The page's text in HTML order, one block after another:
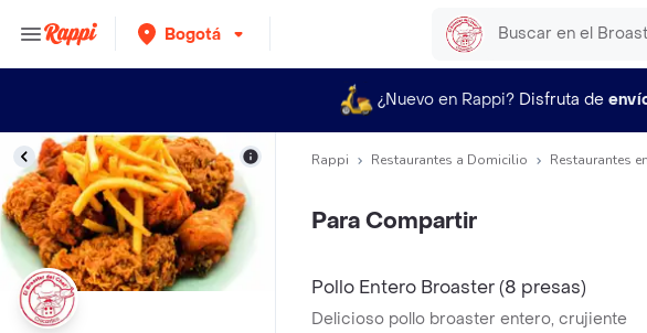
Bogotá
¿Nuevo en Rappi? Disfruta de
Rappi Restaurantes a Domicilio Restaurantes
Para Compartir
Pollo Entero Broaster (8 presas)
Delicioso pollo broaster entero, crujiente